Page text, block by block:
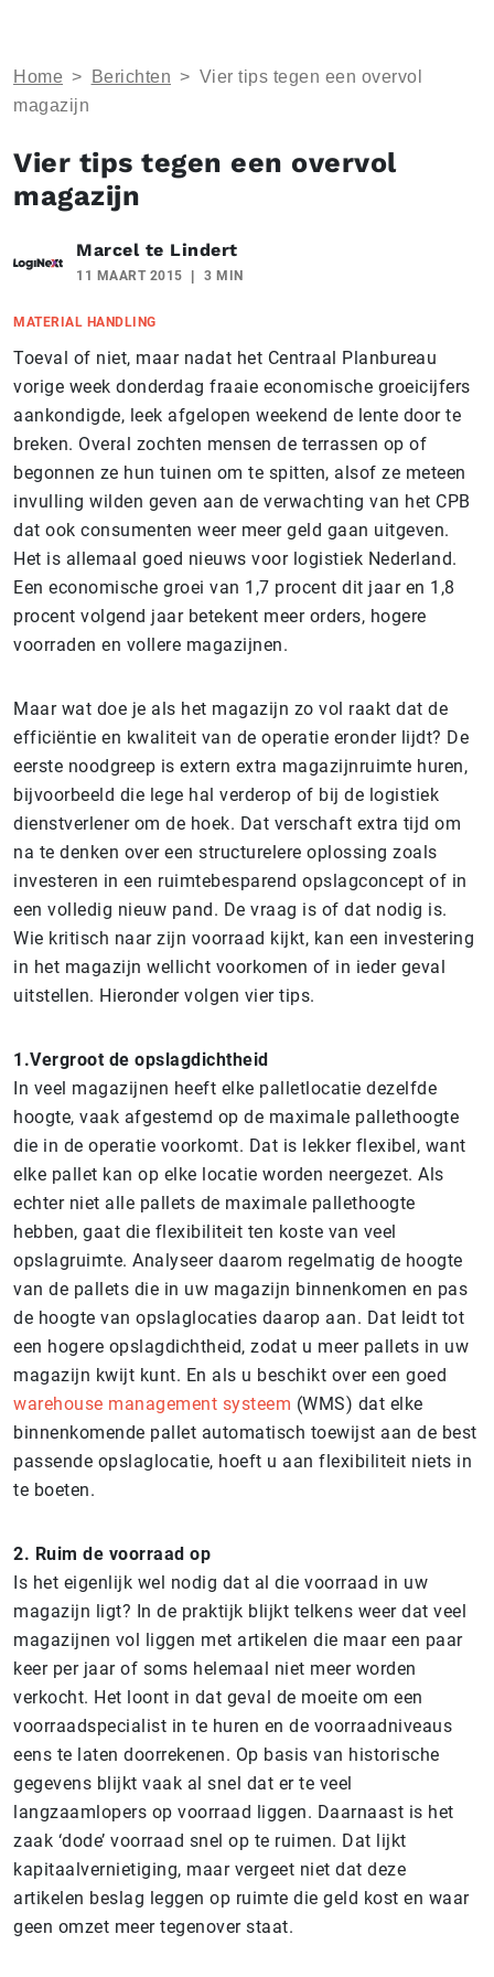
Home > Berichten > Vier tips tegen een overvol
magazijn
Vier tips tegen een overvol
magazijn
Marcel te Lindert
11 MAART 2015 3 MIN
MATERIAL HANDLING
Toeval of niet, maar nadat het Centraal Planbureau
vorige week donderdag fraaie economische groeicijfers
aankondigde, leek afgelopen weekend de lente door te
breken. Overal zochten mensen de terrassen op of
begonnen ze hun tuinen om te spitten, alsof ze meteen
invulling wilden geven aan de verwachting van het CPB
dat ook consumenten weer meer geld gaan uitgeven.
Het is allemaal goed nieuws voor logistiek Nederland.
Een economische groei van 1,7 procent dit jaar en 1,8
procent volgend jaar betekent meer orders, hogere
voorraden en vollere magazijnen.
Maar wat doe je als het magazijn zo vol raakt dat de
efficiëntie en kwaliteit van de operatie eronder lijdt? De
eerste noodgreep is extern extra magazijnruimte huren,
bijvoorbeeld die lege hal verderop of bij de logistiek
dienstverlener om de hoek. Dat verschaft extra tijd om
na te denken over een structurelere oplossing zoals
investeren in een ruimtebesparend opslagconcept of in
een volledig nieuw pand. De vraag is of dat nodig is.
Wie kritisch naar zijn voorraad kijkt, kan een investering
in het magazijn wellicht voorkomen of in ieder geval
uitstellen. Hieronder volgen vier tips.
1.Vergroot de opslagdichtheid
In veel magazijnen heeft elke palletlocatie dezelfde
hoogte, vaak afgestemd op de maximale pallethoogte
die in de operatie voorkomt. Dat is lekker flexibel, want
elke pallet kan op elke locatie worden neergezet. Als
echter niet alle pallets de maximale pallethoogte
hebben, gaat die flexibiliteit ten koste van veel
opslagruimte. Analyseer daarom regelmatig de hoogte
van de pallets die in uw magazijn binnenkomen en pas
de hoogte van opslaglocaties daarop aan. Dat leidt tot
een hogere opslagdichtheid, zodat u meer pallets in uw
magazijn kwijt kunt. En als u beschikt over een goed
warehouse management systeem (WMS) dat elke
binnenkomende pallet automatisch toewijst aan de best
passende opslaglocatie, hoeft u aan flexibiliteit niets in
te boeten.
2. Ruim de voorraad op
Is het eigenlijk wel nodig dat al die voorraad in uw
magazijn ligt? In de praktijk blijkt telkens weer dat veel
magazijnen vol liggen met artikelen die maar een paar
keer per jaar of soms helemaal niet meer worden
verkocht. Het loont in dat geval de moeite om een
voorraadspecialist in te huren en de voorraadniveaus
eens te laten doorrekenen. Op basis van historische
gegevens blijkt vaak al snel dat er te veel
langzaamlopers op voorraad liggen. Daarnaast is het
zaak ‘dode’ voorraad snel op te ruimen. Dat lijkt
kapitaalvernietiging, maar vergeet niet dat deze
artikelen beslag leggen op ruimte die geld kost en waar
geen omzet meer tegenover staat.